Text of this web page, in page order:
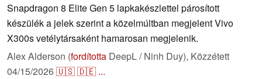
Snapdragon 8 Elite Gen 5 lapkakészlettel párosított
készülék a jelek szerint a közelmúltban megjelent Vivo
X300s vetélytársaként hamarosan megjelenik.
Alex Alderson (fordította DeepL / Ninh Duy), Közzétett
04/15/2026🇺🇸🇩🇪 ...